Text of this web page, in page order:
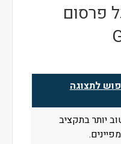
פרסום
לתצוגה
יותר בתקציב